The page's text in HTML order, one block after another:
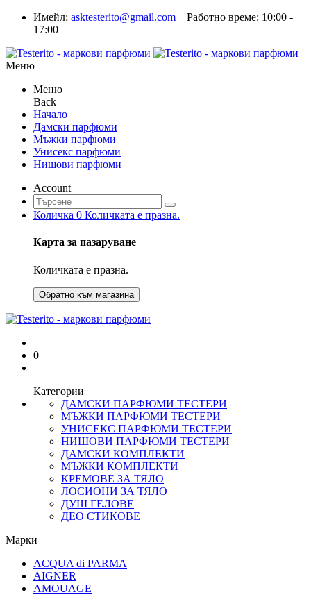
Имейл: asktesterito@gmail.com Работно време: 10:00 -
17:00
Меню
Меню
Back
Начало
Дамски парфюми
Мъжки парфюми
Унисекс парфюми
Нишови парфюми
Account
Количка 0 Количката е празна.
Карта за пазаруване
Количката е празна.
Обратно към магазина
0
Категории
ДАМСКИ ПАРФЮМИ ТЕСТЕРИ
МЪЖКИ ПАРФЮМИ ТЕСТЕРИ
УНИСЕКС ПАРФЮМИ ТЕСТЕРИ
НИШОВИ ПАРФЮМИ ТЕСТЕРИ
ДАМСКИ КОМПЛЕКТИ
МЪЖКИ КОМПЛЕКТИ
КРЕМОВЕ ЗА ТЯЛО
ЛОСИОНИ ЗА ТЯЛО
ДУШ ГЕЛОВЕ
ДЕО СТИКОВЕ
Марки
ACQUA di PARMA
AIGNER
AMOUAGE